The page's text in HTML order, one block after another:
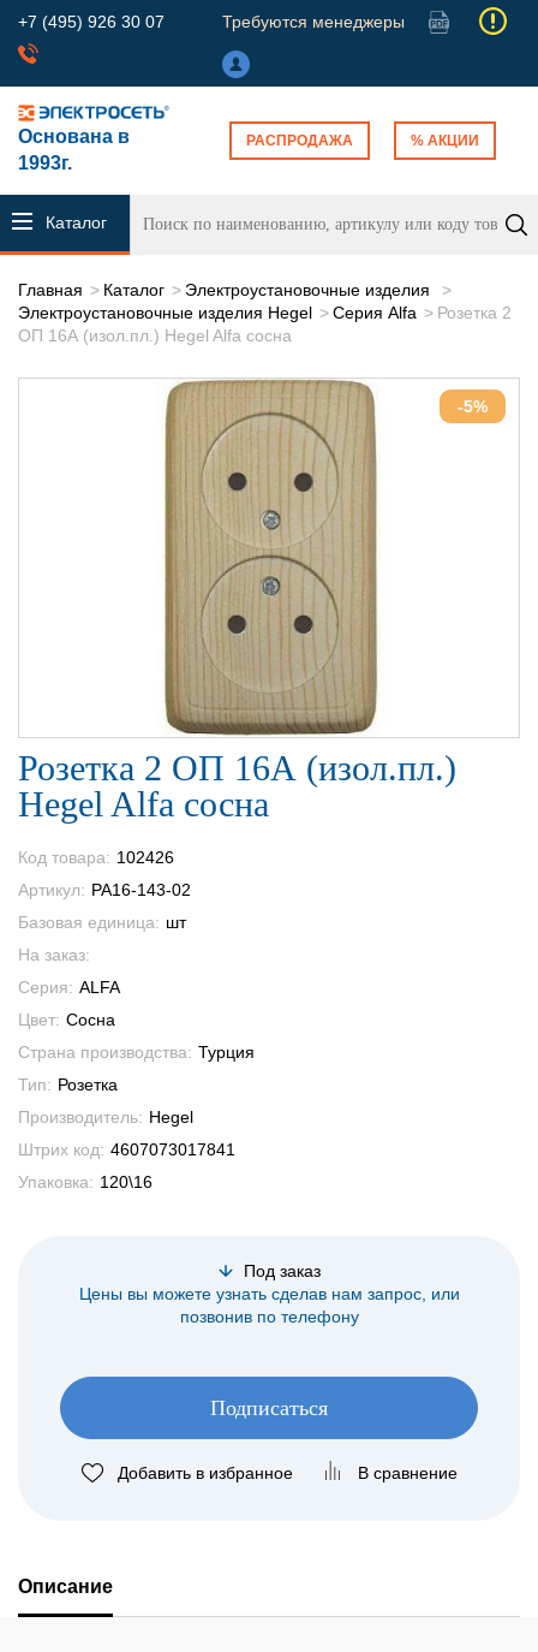
+7 (495) 926 30 07 Требуются менеджеры
Основана в
1993г.
РАСПРОДАЖА % АКЦИИ
Каталог
Главная Каталог
Электроустановочные изделия
Электроустановочные изделия Hegel
Серия Alfa
Розетка 2
ОП 16А (изол.пл.) Hegel Alfa сосна
-5%
Розетка 2 ОП 16А (изол.пл.)
Hegel Alfa сосна
Код товара: 102426
Артикул: РА16-143-02
Базовая единица: шт
На заказ:
Серия: ALFA
Цвет: Сосна
Страна производства: Турция
Тип: Розетка
Производитель: Hegel
Штрих код: 4607073017841
Упаковка: 120\16
Под заказ
Цены вы можете узнать сделав нам запрос, или
позвонив по телефону
Подписаться
Добавить в избранное В сравнение
Описание